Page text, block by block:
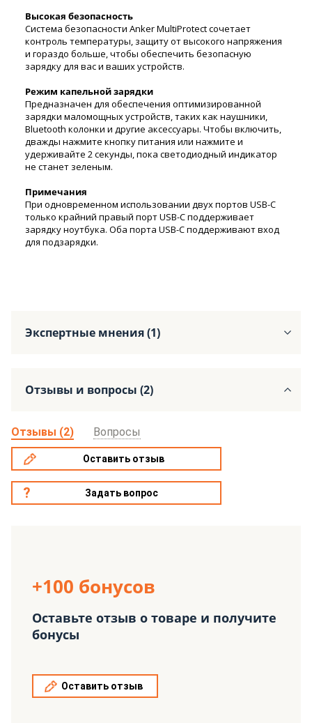
Высокая безопасность
Система безопасности Anker MultiProtect сочетает
контроль температуры, защиту от высокого напряжения
и гораздо больше, чтобы обеспечить безопасную
зарядку для вас и ваших устройств.
Режим капельной зарядки
Предназначен для обеспечения оптимизированной
зарядки маломощных устройств, таких как наушники,
Bluetooth колонки и другие аксессуары. Чтобы включить,
дважды нажмите кнопку питания или нажмите и
удерживайте 2 секунды, пока светодиодный индикатор
не станет зеленым.
Примечания
При одновременном использовании двух портов USB-C
только крайний правый порт USB-C поддерживает
зарядку ноутбука. Оба порта USB-C поддерживают вход
для подзарядки.
Экспертные мнения (1)
Отзывы и вопросы (2)
Отзывы (2) Вопросы
Оставить отзыв
Задать вопрос
+100 бонусов
Оставьте отзыв о товаре и получите
бонусы
Оставить отзыв